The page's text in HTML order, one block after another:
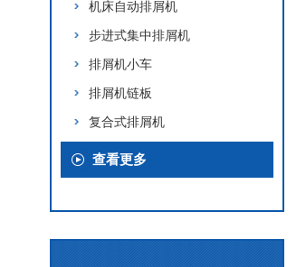
机床自动排屑机
步进式集中排屑机
排屑机小车
排屑机链板
复合式排屑机
查看更多